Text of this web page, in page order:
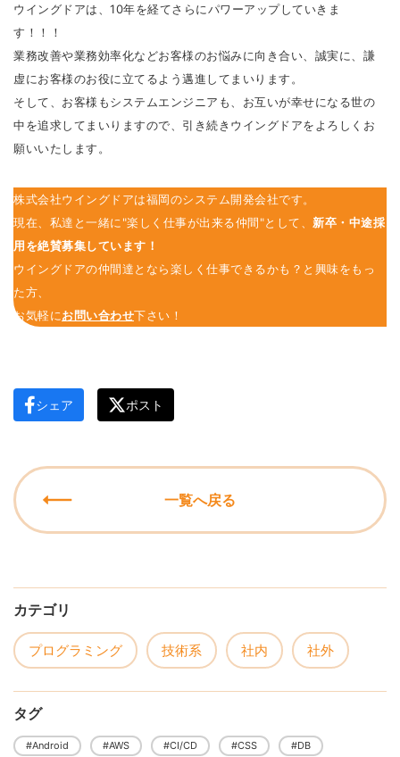
ウイングドアは、10年を経てさらにパワーアップしていきま
す！！！
業務改善や業務効率化などお客様のお悩みに向き合い、誠実に、謙
虚にお客様のお役に立てるよう邁󠄀進してまいります。
そして、お客様もシステムエンジニアも、お互いが幸せになる世の
中を追求してまいりますので、引き続きウイングドアをよろしくお
願いいたします。
株式会社ウイングドアは福岡のシステム開発会社です。
現在、私達と一緒に"楽しく仕事が出来る仲間"として、 新卒・中途採
用を絶賛募集しています！
ウイングドアの仲間達となら楽しく仕事できるかも？と興味をもっ
た方、
お気軽にお問い合わせ下さい！
シェア ポスト
一覧へ戻る
カテゴリ
プログラミング 技術系 社内 社外
タグ
#Android #AWS #CI/CD #CSS #DB